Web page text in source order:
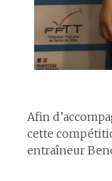
Afin
cette
entraîneur